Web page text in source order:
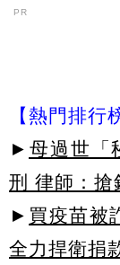
PR
【熱門排行
► 母過世「
刑 律師：搶
► 買疫苗被
全力捍衛捐